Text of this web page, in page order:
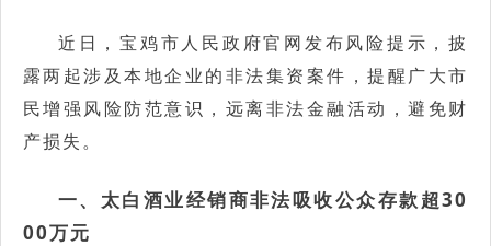
近日，宝鸡市人民政府官网发布风险提示，披
露两起涉及本地企业的非法集资案件，提醒广大市
民增强风险防范意识，远离非法金融活动，避免财
产损失。
一、太白酒业经销商非法吸收公众存款超30
00万元